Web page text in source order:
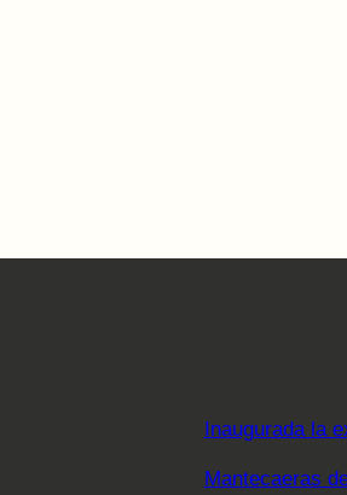
Inaugurada la
Mantecaeras